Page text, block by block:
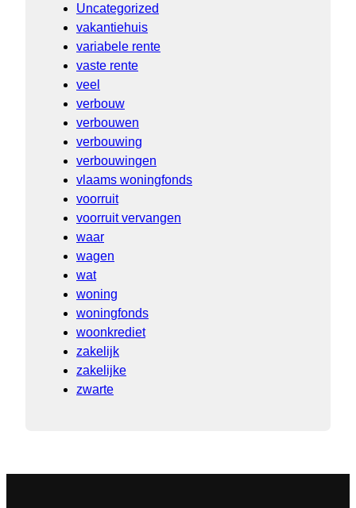
Uncategorized
vakantiehuis
variabele rente
vaste rente
veel
verbouw
verbouwen
verbouwing
verbouwingen
vlaams woningfonds
voorruit
voorruit vervangen
waar
wagen
wat
woning
woningfonds
woonkrediet
zakelijk
zakelijke
zwarte